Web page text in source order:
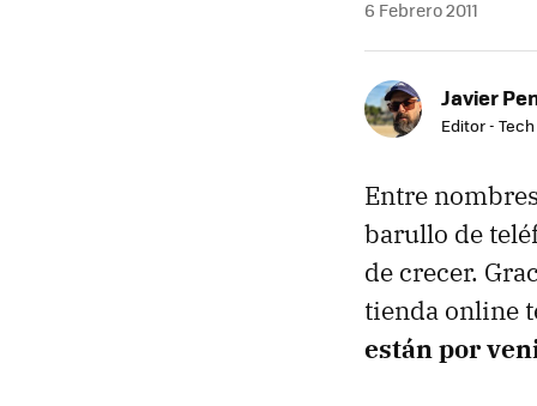
6 Febrero 2011
Javier
Editor - Tech
Entre
barullo de
de crecer.
tienda online
están por